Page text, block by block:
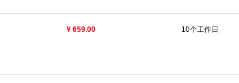
¥ 659.00 10个工作日